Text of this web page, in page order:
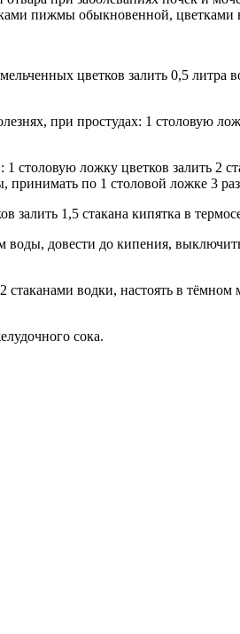
пижмы обыкновенной, цветками
цветков залить 0,5
при простудах: 1 столовую
ложку цветков залить 2
по 1 столовой ложке 3
1,5 стакана кипятка в
довести до кипения,
водки, настоять в
сока.